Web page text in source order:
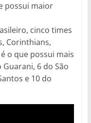
possui maior
cinco times
Corinthians,
o que possui mais
6 do São
e 10 do